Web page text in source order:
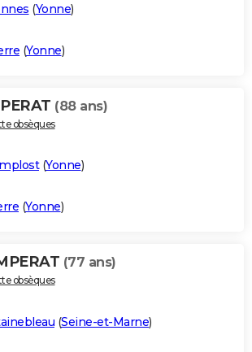
(Yonne)
(Yonne)
(88 ans)
obsèques
(Yonne)
(Yonne)
(77 ans)
obsèques
(Seine-et-Marne)